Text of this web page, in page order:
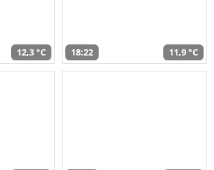
12,3 °C 18:22 11,9 °C